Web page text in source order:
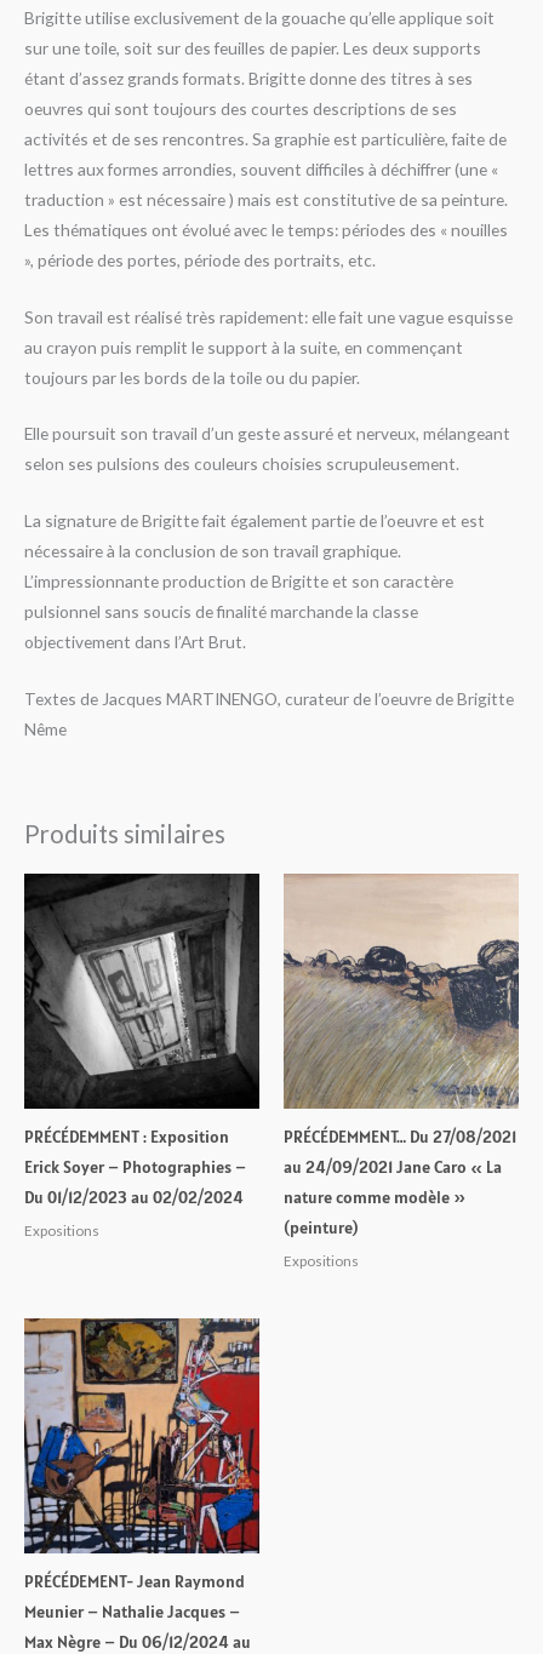
Brigitte utilise exclusivement de la gouache qu’elle applique soit
sur une toile, soit sur des feuilles de papier. Les deux supports
étant d’assez grands formats. Brigitte donne des titres à ses
oeuvres qui sont toujours des courtes descriptions de ses
activités et de ses rencontres. Sa graphie est particulière, faite de
lettres aux formes arrondies, souvent difficiles à déchiffrer (une «
traduction » est nécessaire ) mais est constitutive de sa peinture.
Les thématiques ont évolué avec le temps: périodes des « nouilles
», période des portes, période des portraits, etc.
Son travail est réalisé très rapidement: elle fait une vague esquisse
au crayon puis remplit le support à la suite, en commençant
toujours par les bords de la toile ou du papier.
Elle poursuit son travail d’un geste assuré et nerveux, mélangeant
selon ses pulsions des couleurs choisies scrupuleusement.
La signature de Brigitte fait également partie de l’oeuvre et est
nécessaire à la conclusion de son travail graphique.
L’impressionnante production de Brigitte et son caractère
pulsionnel sans soucis de finalité marchande la classe
objectivement dans l’Art Brut.
Textes de Jacques MARTINENGO, curateur de l’oeuvre de Brigitte
Nême
Produits similaires
PRÉCÉDEMMENT : Exposition
Erick Soyer – Photographies –
Du 01/12/2023 au 02/02/2024
Expositions
PRÉCÉDEMMENT… Du 27/08/2021
au 24/09/2021 Jane Caro « La
nature comme modèle »
(peinture)
Expositions
PRÉCÉDEMENT- Jean Raymond
Meunier – Nathalie Jacques –
Max Nègre – Du 06/12/2024 au